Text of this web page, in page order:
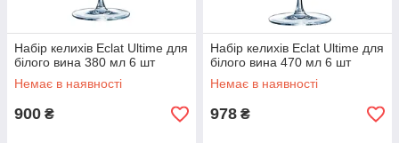
Набір келихів Eclat Ultime для
білого вина 380 мл 6 шт
Немає в наявності
900 ₴
Набір келихів Eclat Ultime для
білого вина 470 мл 6 шт
Немає в наявності
978 ₴